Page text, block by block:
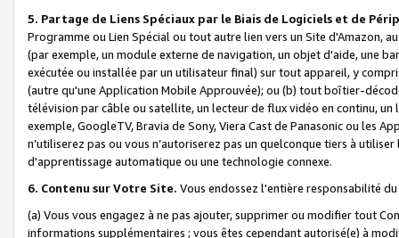
5. Partage de Liens Spéciaux par le Biais de Logiciels et de
Programme ou Lien Spécial ou tout autre lien vers un Site d'Amazon,
(par exemple, un module externe de navigation, un objet d'aide, une
exécutée ou installée par un utilisateur final) sur tout appareil, y
(autre qu'une Application Mobile Approuvée); ou (b) tout boîtier-
télévision par câble ou satellite, un lecteur de flux vidéo en continu,
exemple, GoogleTV, Bravia de Sony, Viera Cast de Panasonic ou les
n’utiliserez pas ou vous n’autoriserez pas un quelconque tiers à
d'apprentissage automatique ou une technologie connexe.
6. Contenu sur Votre Site. Vous endossez l'entière responsabilité
(a) Vous vous engagez à ne pas ajouter, supprimer ou modifier tout
informations supplémentaires ; vous êtes cependant autorisé(e) à